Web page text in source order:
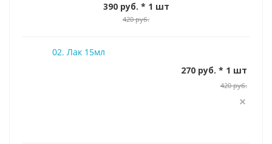
390 руб. * 1 шт
420 руб.
02. Лак 15мл
270 руб. * 1 шт
420 руб.